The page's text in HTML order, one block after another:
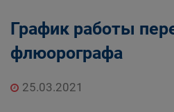
График работы
флюорографа
25.03.2021